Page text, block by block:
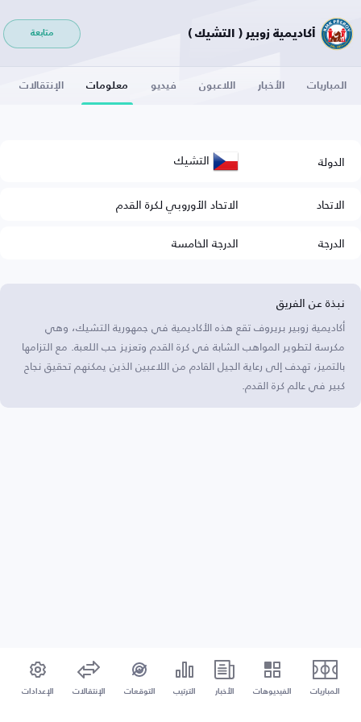
أكاديمية زوبير ( التشيك ) متابعة
المباريات الأخبار اللاعبون فيديو معلومات الإنتقالات
الدولة التشيك
الاتحاد
الاتحاد الأوروبي لكرة القدم
الدرجة
الدرجة الخامسة
نبذة عن الفريق
أكاديمية زوبير بريروف تقع هذه الأكاديمية في جمهورية التشيك، وهي
مكرسة لتطوير المواهب الشابة في كرة القدم وتعزيز حب اللعبة. مع التزامها
بالتميز، تهدف إلى رعاية الجيل القادم من اللاعبين الذين يمكنهم تحقيق نجاح
كبير في عالم كرة القدم.
المباريات الفيديوهات الأخبار الترتيب التوقعات الإنتقالات الإعدادات